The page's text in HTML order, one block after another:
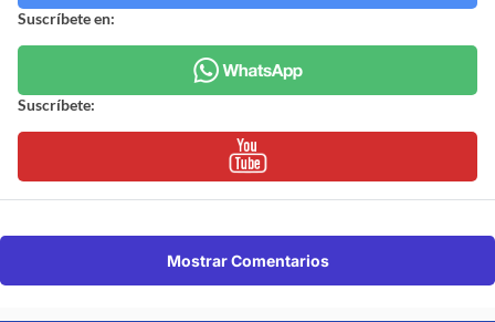
Suscríbete en:
Suscríbete:
Mostrar Comentarios